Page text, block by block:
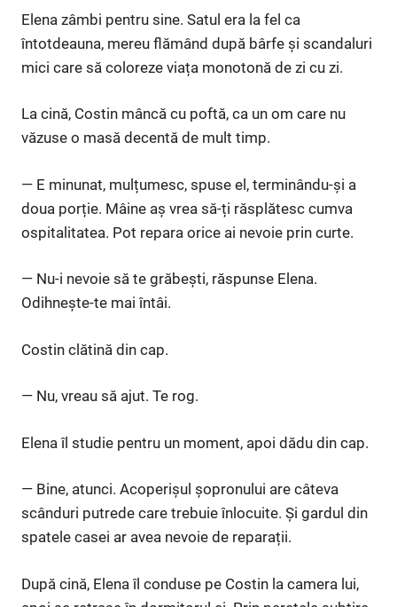
Elena zâmbi pentru sine. Satul era la fel ca
întotdeauna, mereu flămând după bârfe și scandaluri
mici care să coloreze viața monotonă de zi cu zi.
La cină, Costin mâncă cu poftă, ca un om care nu
văzuse o masă decentă de mult timp.
— E minunat, mulțumesc, spuse el, terminându-și a
doua porție. Mâine aș vrea să-ți răsplătesc cumva
ospitalitatea. Pot repara orice ai nevoie prin curte.
— Nu-i nevoie să te grăbești, răspunse Elena.
Odihnește-te mai întâi.
Costin clătină din cap.
— Nu, vreau să ajut. Te rog.
Elena îl studie pentru un moment, apoi dădu din cap.
— Bine, atunci. Acoperișul șopronului are câteva
scânduri putrede care trebuie înlocuite. Și gardul din
spatele casei ar avea nevoie de reparații.
După cină, Elena îl conduse pe Costin la camera lui,